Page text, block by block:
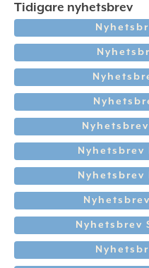
Tidigare nyhetsbrev
Nyhetsbrev
Nyhetsbrev
Nyhetsbrev